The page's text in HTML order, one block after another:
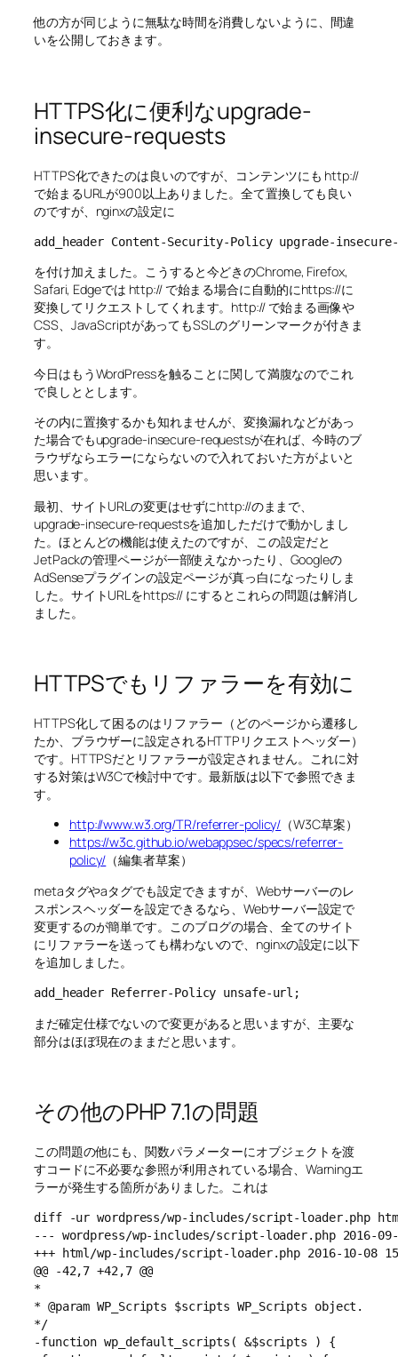
他の方が同じように無駄な時間を消費しないように、間違
いを公開しておきます。
HTTPS化に便利なupgrade-
insecure-requests
HTTPS化できたのは良いのですが、コンテンツにも http://
で始まるURLが900以上ありました。全て置換しても良い
のですが、nginxの設定に
add_header Content-Security-Policy upgrade-
を付け加えました。こうすると今どきのChrome, Firefox,
Safari, Edgeでは http:// で始まる場合に自動的にhttps://に
変換してリクエストしてくれます。http:// で始まる画像や
CSS、JavaScriptがあってもSSLのグリーンマークが付きま
す。
今日はもうWordPressを触ることに関して満腹なのでこれ
で良しととします。
その内に置換するかも知れませんが、変換漏れなどがあっ
た場合でもupgrade-insecure-requestsが在れば、今時のブ
ラウザならエラーにならないので入れておいた方がよいと
思います。
最初、サイトURLの変更はせずにhttp://のままで、
upgrade-insecure-requestsを追加しただけで動かしまし
た。ほとんどの機能は使えたのですが、この設定だと
JetPackの管理ページが一部使えなかったり、Googleの
AdSenseプラグインの設定ページが真っ白になったりしま
した。サイトURLをhttps:// にするとこれらの問題は解消し
ました。
HTTPSでもリファラーを有効に
HTTPS化して困るのはリファラー（どのページから遷移し
たか、ブラウザーに設定されるHTTPリクエストヘッダー）
です。HTTPSだとリファラーが設定されません。これに対
する対策はW3Cで検討中です。最新版は以下で参照できま
す。
http://www.w3.org/TR/referrer-policy/ （W3C草案）
https://w3c.github.io/webappsec/specs/referrer-
policy/ （編集者草案）
metaタグやaタグでも設定できますが、Webサーバーのレ
スポンスヘッダーを設定できるなら、Webサーバー設定で
変更するのが簡単です。このブログの場合、全てのサイト
にリファラーを送っても構わないので、nginxの設定に以下
を追加しました。
add_header Referrer-Policy unsafe-url;
まだ確定仕様でないので変更があると思いますが、主要な
部分はほぼ現在のままだと思います。
その他のPHP 7.1の問題
この問題の他にも、関数パラメーターにオブジェクトを渡
すコードに不必要な参照が利用されている場合、Warningエ
ラーが発生する箇所がありました。これは
diff -ur wordpress/wp-includes/script-loader.php
--- wordpress/wp-includes/script-loader.php 2016-09-
+++ html/wp-includes/script-loader.php 2016-10-08
@@ -42,7 +42,7 @@
*
* @param WP_Scripts $scripts WP_Scripts object.
*/
-function wp_default_scripts( &$scripts ) {